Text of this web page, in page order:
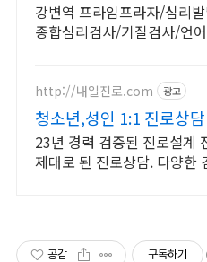
강변역 프라임프라자/심리
종합심리검사/기질검사/언
http://내일진로.com 광고
청소년,성인 1:1 진로상
화상 진로/고민상담
23년 경력 검증된 진로설계
제대로 된 진로상담. 다양한
공감 구독하기